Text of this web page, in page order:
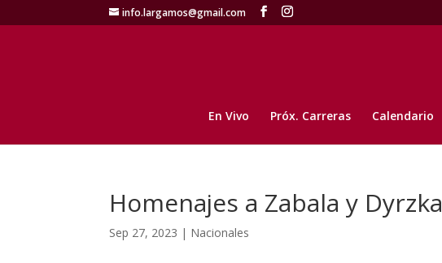
info.largamos@gmail.com
En Vivo Próx. Carreras Calendario
Homenajes a Zabala y Dyrzka
Sep 27, 2023 | Nacionales